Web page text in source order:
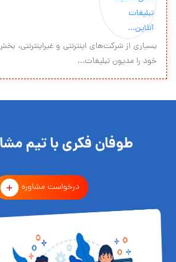
بسیاری از شرکت‌های اینترنتی و غیراینترنتی،
خود را مدیون تبلیغات...
طوفان فکری با تیم
درخواست مشاوره